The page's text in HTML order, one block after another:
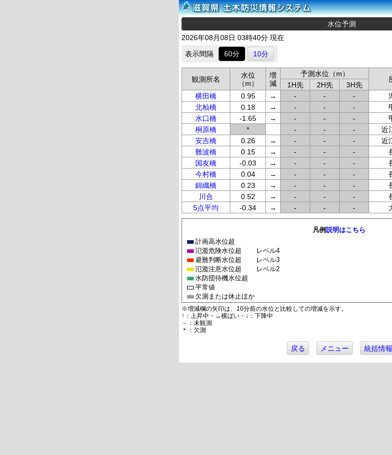
水位予測
2026年08月08日 03時40分 現在
表示間隔
60分 10分
観測所名
水位
（m）
増
減
予測水位（m）
1H先 2H先
3H先
横田橋
0.95 → - - -
北杣橋
0.18 → - - -
水口橋
-1.65 → - - -
桐原橋
* - - - 近
安吉橋
0.26 → - - - 近
難波橋
0.15 → - - -
国友橋
-0.03 → - - -
今村橋
0.04 → - - -
錦織橋
0.23 → - - -
川合
0.52 → - - -
5点平均
-0.34 → - - -
凡例説明はこちら
計画高水位超
氾濫危険水位超
レベル4
避難判断水位超
レベル3
氾濫注意水位超
レベル2
水防団待機水位超
平常値
欠測または休止ほか
※増減欄の矢印は、10分前の水位と比較しての増減を示す。
↑：上昇中・→横ばい・↓：下降中
－：未観測
＊：欠測
戻る メニュー 統括情報